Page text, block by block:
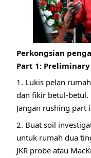
Perkongsian
Part 1:
1. Lukis pelan
dan fikir betul-betul.
Jangan rushing part
2. Buat soil
untuk rumah dua
JKR probe atau